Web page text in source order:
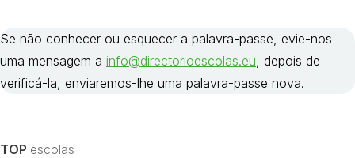
Se não conhecer ou esquecer a palavra-passe, evie-nos
uma mensagem a info@directorioescolas.eu, depois de
verificá-la, enviaremos-lhe uma palavra-passe nova.
TOP escolas